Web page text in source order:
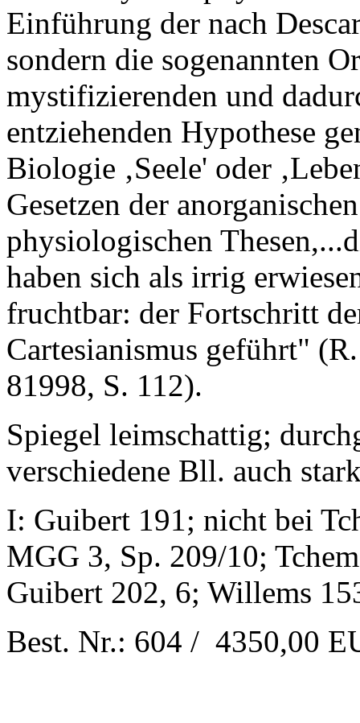
Einführung der nach
sondern die sogenannten
mystifizierenden und
entziehenden Hypothese
Biologie ‚Seele' oder
Gesetzen der
physiologischen
haben sich als irrig
fruchtbar: der Fortschritt
Cartesianismus geführt"
81998, S. 112).
Spiegel leimschattig;
verschiedene Bll. auch
I: Guibert 191; nicht bei
MGG 3, Sp. 209/10;
Guibert 202, 6; Willems
Best. Nr.: 604 / 4350,00